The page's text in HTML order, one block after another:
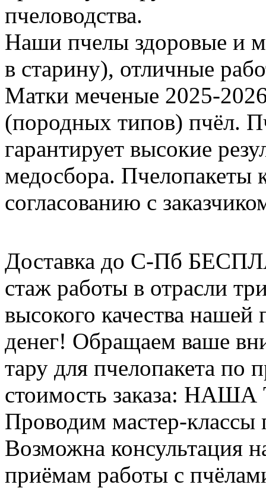
пчеловодства.
Наши пчелы здоровые и
в старину), отличные
Матки меченые 2025-
(породных типов) пчёл.
гарантирует высокие
медосбора. Пчелопакеты
согласованию с
Доставка до С-Пб
стаж работы в отрасли
высокого качества
денег! Обращаем ваше
тару для пчелопакета по
стоимость заказа:
Проводим мастер-классы
Возможна консультация
приёмам работы с